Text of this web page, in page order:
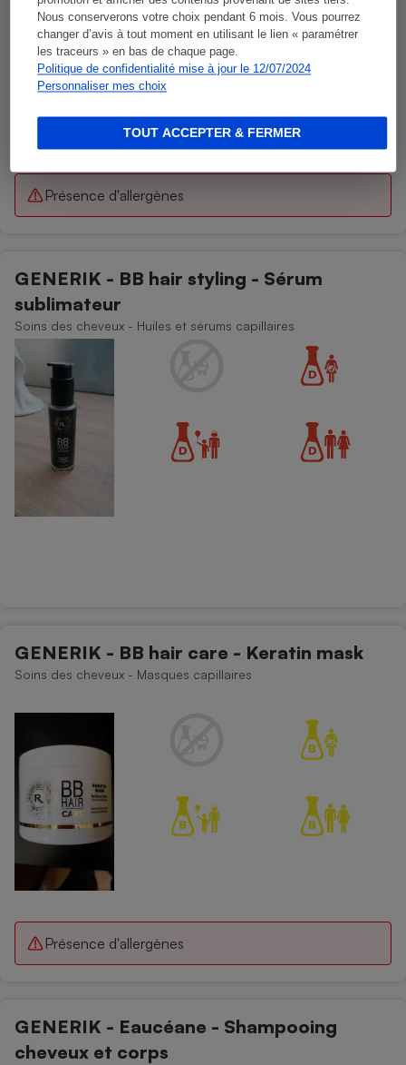
Nous conserverons votre choix pendant 6 mois. Vous pourrez
changer d’avis à tout moment en utilisant le lien « paramétrer
les traceurs » en bas de chaque page.
Politique de confidentialité mise à jour le 12/07/2024
Personnaliser mes choix
TOUT ACCEPTER & FERMER
Présence d'allergènes
GENERIK - BB hair styling - Sérum
sublimateur
Soins des cheveux - Huiles et sérums capillaires
GENERIK - BB hair care - Keratin mask
Soins des cheveux - Masques capillaires
Présence d'allergènes
GENERIK - Eaucéane - Shampooing
cheveux et corps